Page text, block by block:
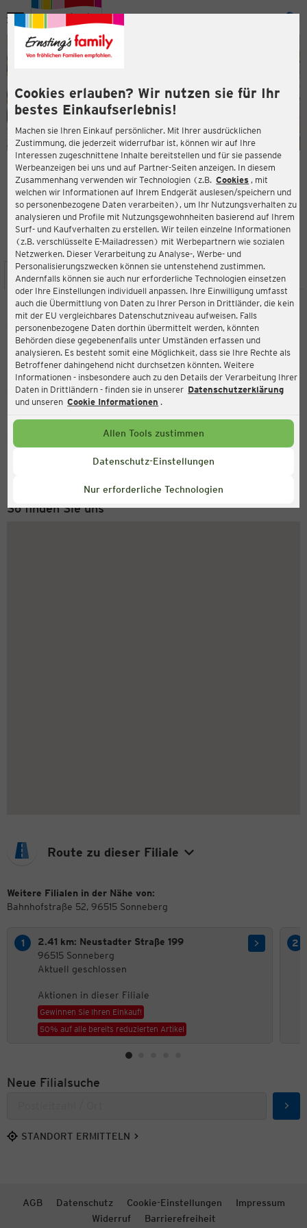
Cookies erlauben? Wir nutzen sie für Ihr
bestes Einkaufserlebnis!
Machen sie Ihren Einkauf persönlicher. Mit Ihrer ausdrücklichen
Zustimmung, die jederzeit widerrufbar ist, können wir auf Ihre
Interessen zugeschnittene Inhalte bereitstellen und für sie passende
Werbeanzeigen bei uns und auf Partner-Seiten anzeigen. In diesem
Zusammenhang verwenden wir Technologien (z.B. Cookies , mit
welchen wir Informationen auf Ihrem Endgerät auslesen/speichern und
so personenbezogene Daten verarbeiten), um Ihr Nutzungsverhalten zu
analysieren und Profile mit Nutzungsgewohnheiten basierend auf Ihrem
Surf- und Kaufverhalten zu erstellen. Wir teilen einzelne Informationen
(z.B. verschlüsselte E-Mailadressen) mit Werbepartnern wie sozialen
Netzwerken. Dieser Verarbeitung zu Analyse-, Werbe- und
Personalisierungszwecken können sie untenstehend zustimmen.
Andernfalls können sie auch nur erforderliche Technologien einsetzen
oder Ihre Einstellungen individuell anpassen. Ihre Einwilligung umfasst
auch die Übermittlung von Daten zu Ihrer Person in Drittländer, die kein
mit der EU vergleichbares Datenschutzniveau aufweisen. Falls
personenbezogene Daten dorthin übermittelt werden, könnten
Behörden diese gegebenenfalls unter Umständen erfassen und
analysieren. Es besteht somit eine Möglichkeit, dass sie Ihre Rechte als
Betroffener dahingehend nicht durchsetzen könnten. Weitere
Informationen - insbesondere auch zu den Details der Verarbeitung Ihrer
Daten in Drittländern - finden sie in unserer Datenschutzerklärung
und unseren Cookie Informationen .
Allen Tools zustimmen
Datenschutz-Einstellungen
Nur erforderliche Technologien
Menü
ERNSTING'S FAMILY FILIALE
Bahnhofstraße 52
96515 Sonneberg
4,8
Bewertung:
STANDORT SERVICES SORTIMENT AKTIONEN
Ernsting's family
Bahnhofstraße 52, 96515 Sonneberg
Aktuell:
Geschlossen
Service Hotline
+49 (0) 2546 / 98 999 98
So finden Sie uns
Route zu dieser Filiale
Weitere Filialen in der Nähe von:
Bahnhofstraße 52, 96515 Sonneberg
2.41 km: Neustadter Straße 199
96515 Sonneberg
Aktuell geschlossen
Aktionen in dieser Filiale
Gewinnen Sie Ihren Einkauf!
50% auf alle bereits reduzierten Artikel
Neue Filialsuche
STANDORT ERMITTELN
AGB Datenschutz Cookie-Einstellungen
Impressum
Widerruf
Barrierefreiheit